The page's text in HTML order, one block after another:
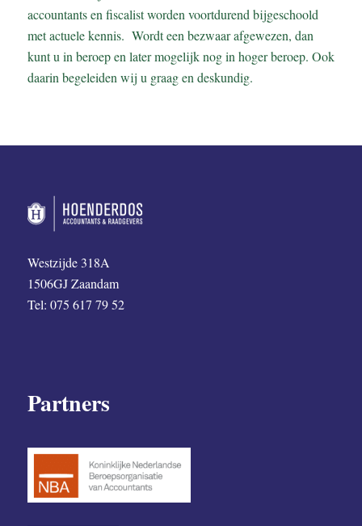
accountants en fiscalist worden voortdurend bijgeschoold
met actuele kennis. Wordt een bezwaar afgewezen, dan
kunt u in beroep en later mogelijk nog in hoger beroep. Ook
daarin begeleiden wij u graag en deskundig.
Westzijde 318A
1506GJ Zaandam
Tel: 075 617 79 52
Partners